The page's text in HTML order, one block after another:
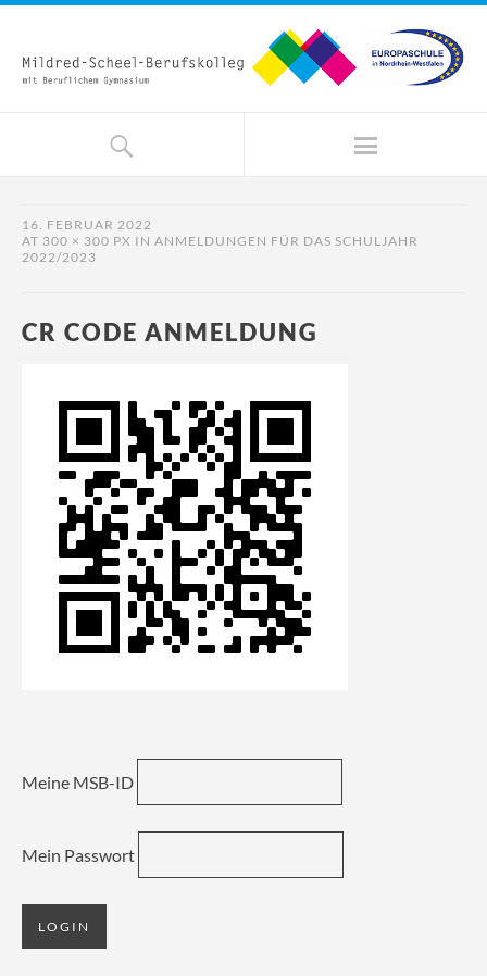
16. FEBRUAR 2022
AT 300 × 300 PX IN ANMELDUNGEN FÜR DAS SCHULJAHR
2022/2023
CR CODE ANMELDUNG
Meine MSB-ID
Mein Passwort